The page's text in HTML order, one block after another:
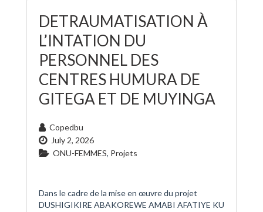
DETRAUMATISATION À
L’INTATION DU
PERSONNEL DES
CENTRES HUMURA DE
GITEGA ET DE MUYINGA
Copedbu
July 2, 2026
ONU-FEMMES, Projets
Dans le cadre de la mise en œuvre du projet
DUSHIGIKIRE ABAKOREWE AMABI AFATIYE KU